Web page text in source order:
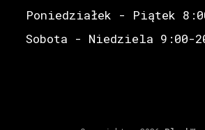
Poniedziałek - Piątek
Sobota - Niedziela 9:00-